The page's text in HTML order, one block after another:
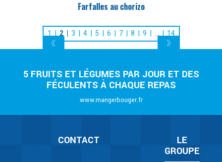
Farfalles au chorizo
1 2 3 4 5 6 7 8 9 14
5 FRUITS ET LÉGUMES PAR JOUR ET DES
FÉCULENTS À CHAQUE REPAS
www.mangerbouger.fr
CONTACT
LE
GROUPE